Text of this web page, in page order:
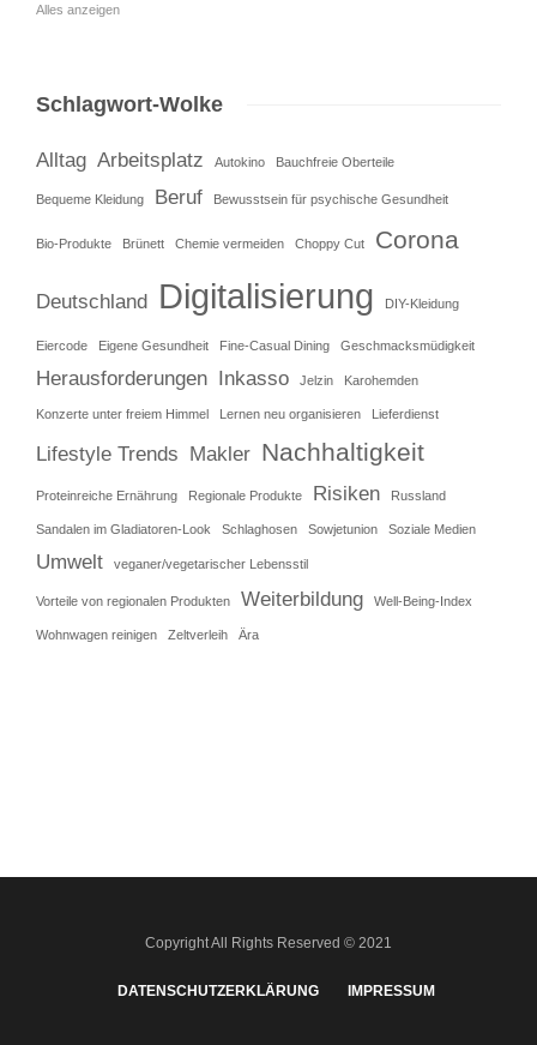
Alles anzeigen
Schlagwort-Wolke
Alltag Arbeitsplatz Autokino Bauchfreie Oberteile
Bequeme Kleidung Beruf Bewusstsein für psychische Gesundheit
Bio-Produkte Brünett Chemie vermeiden Choppy Cut Corona
Deutschland Digitalisierung DIY-Kleidung
Eiercode Eigene Gesundheit Fine-Casual Dining Geschmacksmüdigkeit
Herausforderungen Inkasso Jelzin Karohemden
Konzerte unter freiem Himmel Lernen neu organisieren Lieferdienst
Lifestyle Trends Makler Nachhaltigkeit
Proteinreiche Ernährung Regionale Produkte Risiken Russland
Sandalen im Gladiatoren-Look Schlaghosen Sowjetunion Soziale Medien
Umwelt veganer/vegetarischer Lebensstil
Vorteile von regionalen Produkten Weiterbildung Well-Being-Index
Wohnwagen reinigen Zeltverleih Ära
Copyright All Rights Reserved © 2021
DATENSCHUTZERKLÄRUNG IMPRESSUM